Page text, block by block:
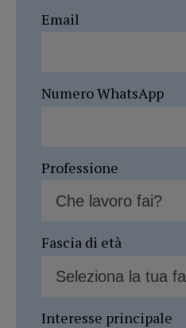
Email
Numero WhatsApp
Professione
Fascia di età
Interesse principale